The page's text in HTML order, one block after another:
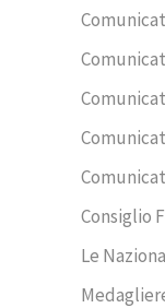
Consiglio
Le